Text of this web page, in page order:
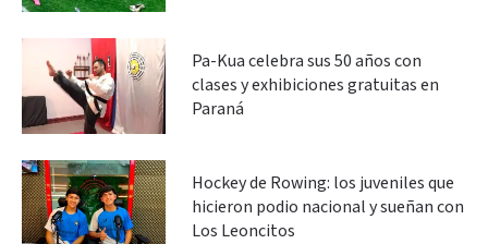
Pa-Kua celebra sus 50 años con
clases y exhibiciones gratuitas en
Paraná
Hockey de Rowing: los juveniles que
hicieron podio nacional y sueñan con
Los Leoncitos